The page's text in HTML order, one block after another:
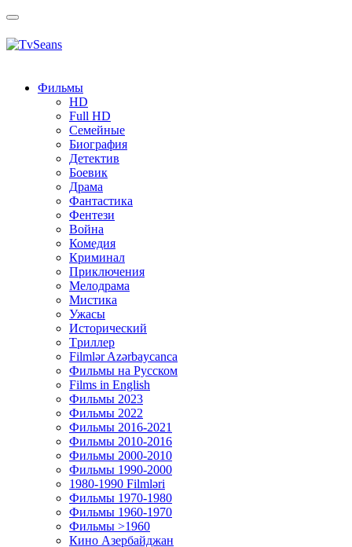
Toggle
Фильмы
HD
Full HD
Семейные
Биография
Детектив
Боевик
Драма
Фантастика
Фентези
Война
Комедия
Криминал
Приключения
Мелодрама
Мистика
Ужасы
Исторический
Tриллер
Filmlər Azərbaycanca
Фильмы на Русском
Films in English
Фильмы 2023
Фильмы 2022
Фильмы 2016-2021
Фильмы 2010-2016
Фильмы 2000-2010
Фильмы 1990-2000
1980-1990 Filmləri
Фильмы 1970-1980
Фильмы 1960-1970
Фильмы >1960
Кино Азербайджан